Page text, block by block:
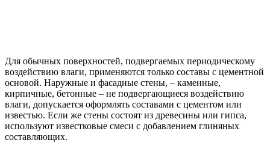
Для обычных поверхностей, подвергаемых периодическому
воздействию влаги, применяются только составы с цементной
основой. Наружные и фасадные стены, – каменные,
кирпичные, бетонные – не подвергающиеся воздействию
влаги, допускается оформлять составами с цементом или
известью. Если же стены состоят из древесины или гипса,
используют известковые смеси с добавлением глиняных
составляющих.